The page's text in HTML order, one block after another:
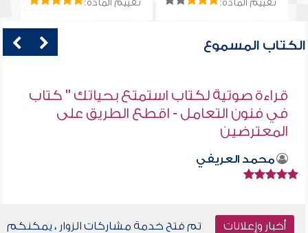
تقييم المادة: تقييم المادة:
الكتاب المسموع
قراءة صوتية لكتاب استمتع بحياتك " كتاب
في فنون التعامل - اقطع الطريق على
المعترضين
محمد العريفي
أخبار وإعلانات
تم فتح خدمة مشاركات الزوار ، يمكنكم